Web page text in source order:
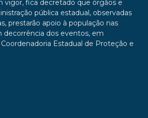
vigor, fica decretado que órgãos e
pública estadual, observadas
prestarão apoio à população nas
decorrência dos eventos, em
Estadual de Proteção e